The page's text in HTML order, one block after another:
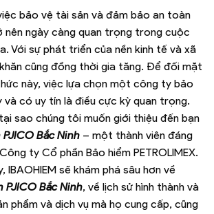
bảo vệ tài sản và đảm bảo an toàn
nên ngày càng quan trọng trong cuộc
Với sự phát triển của nền kinh tế và xã
cũng đồng thời gia tăng. Để đối mặt
này, việc lựa chọn một công ty bảo
và có uy tín là điều cực kỳ quan trọng.
sao chúng tôi muốn giới thiệu đến bạn
Bắc Ninh – một thành viên đáng
ty Cổ phần Bảo hiểm PETROLIMEX.
IBAOHIEM sẽ khám phá sâu hơn về
Bắc Ninh, về lịch sử hình thành và
phẩm và dịch vụ mà họ cung cấp, cũng